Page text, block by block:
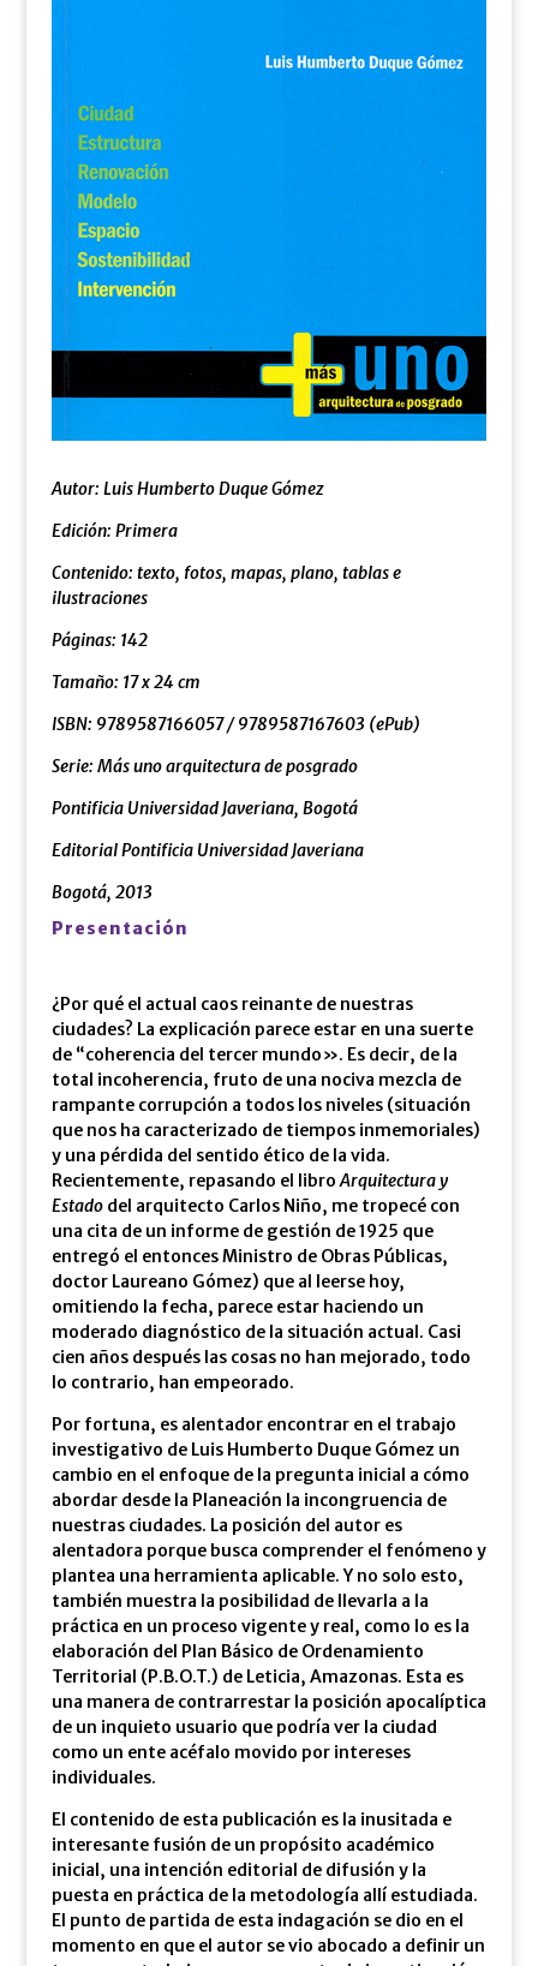
Autor: Luis Humberto Duque Gómez
Edición: Primera
Contenido: texto, fotos, mapas, plano, tablas e
ilustraciones
Páginas: 142
Tamaño: 17 x 24 cm
ISBN: 9789587166057 / 9789587167603 (ePub)
Serie: Más uno arquitectura de posgrado
Pontificia Universidad Javeriana, Bogotá
Editorial Pontificia Universidad Javeriana
Bogotá, 2013
Presentación
¿Por qué el actual caos reinante de nuestras
ciudades? La explicación parece estar en una suerte
de “coherencia del tercer mundo». Es decir, de la
total incoherencia, fruto de una nociva mezcla de
rampante corrupción a todos los niveles (situación
que nos ha caracterizado de tiempos inmemoriales)
y una pérdida del sentido ético de la vida.
Recientemente, repasando el libroArquitectura y
Estadodel arquitecto Carlos Niño, me tropecé con
una cita de un informe de gestión de 1925 que
entregó el entonces Ministro de Obras Públicas,
doctor Laureano Gómez) que al leerse hoy,
omitiendo la fecha, parece estar haciendo un
moderado diagnóstico de la situación actual. Casi
cien años después las cosas no han mejorado, todo
lo contrario, han empeorado.
Por fortuna, es alentador encontrar en el trabajo
investigativo de Luis Humberto Duque Gómez un
cambio en el enfoque de la pregunta inicial a cómo
abordar desde la Planeación la incongruencia de
nuestras ciudades. La posición del autor es
alentadora porque busca comprender el fenómeno y
plantea una herramienta aplicable. Y no solo esto,
también muestra la posibilidad de llevarla a la
práctica en un proceso vigente y real, como lo es la
elaboración del Plan Básico de Ordenamiento
Territorial (P.B.O.T.) de Leticia, Amazonas. Esta es
una manera de contrarrestar la posición apocalíptica
de un inquieto usuario que podría ver la ciudad
como un ente acéfalo movido por intereses
individuales.
El contenido de esta publicación es la inusitada e
interesante fusión de un propósito académico
inicial, una intención editorial de difusión y la
puesta en práctica de la metodología allí estudiada.
El punto de partida de esta indagación se dio en el
momento en que el autor se vio abocado a definir un